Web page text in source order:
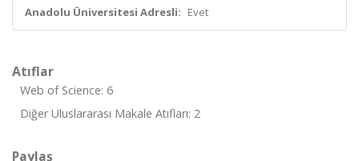
Anadolu Üniversitesi Adresli: Evet
Atıflar
Web of Science: 6
Diğer Uluslararası Makale Atıfları: 2
Paylaş